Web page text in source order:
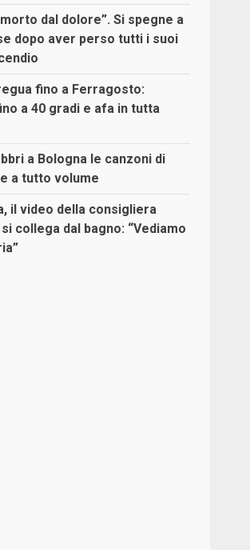
dal dolore”. Si spegne a
dopo aver perso tutti i suoi
fino a Ferragosto:
a 40 gradi e afa in tutta
a Bologna le canzoni di
a tutto volume
il video della consigliera
collega dal bagno: “Vediamo